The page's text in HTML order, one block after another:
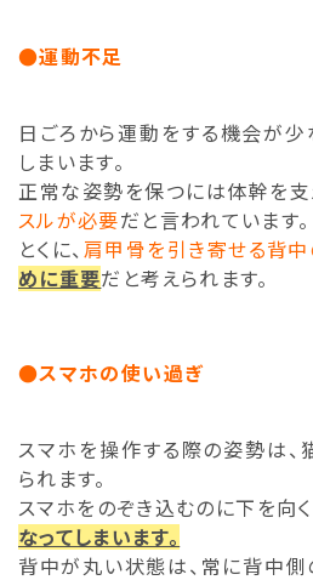
●運動不足
日ごろから運動をする機会が少
しまいます。
正常な姿勢を保つには体幹を支
スルが必要だと言われています。
とくに、 肩甲骨を引き寄せる背
めに重要だと考えられます。
●スマホの使い過ぎ
スマホを操作する際の姿勢は、
られます。
スマホをのぞき込むのに下を向く
なってしまいます。
背中が丸い状態は、常に背中側